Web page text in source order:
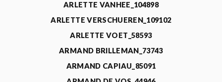
ARLETTE VANHEE_104898
ARLETTE VERSCHUEREN_109102
ARLETTE VOET_58593
ARMAND BRILLEMAN_73743
ARMAND CAPIAU_85091